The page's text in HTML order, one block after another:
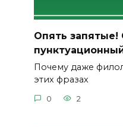
Опять
Почему даже
этих фразах
0 2